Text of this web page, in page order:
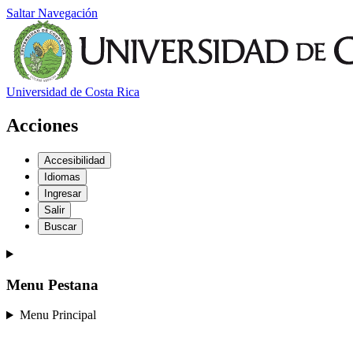
Saltar Navegación
Universidad de Costa Rica
Acciones
Accesibilidad
Idiomas
Ingresar
Salir
Buscar
Menu Pestana
Menu Principal